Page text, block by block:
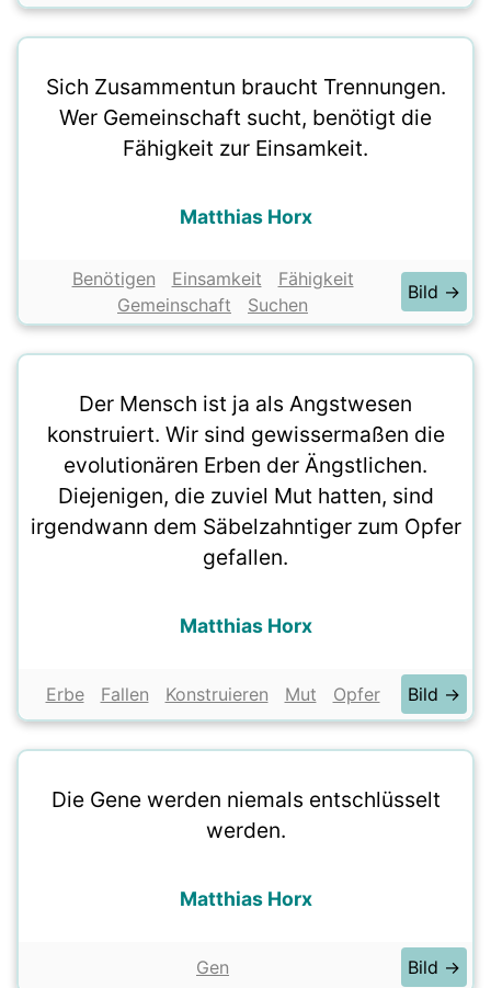
Sich Zusammentun braucht Trennungen.
Wer Gemeinschaft sucht, benötigt die
Fähigkeit zur Einsamkeit.
Matthias Horx
Benötigen Einsamkeit
Fähigkeit
Gemeinschaft
Suchen
Bild →
Der Mensch ist ja als Angstwesen
konstruiert. Wir sind gewissermaßen die
evolutionären Erben der Ängstlichen.
Diejenigen, die zuviel Mut hatten, sind
irgendwann dem Säbelzahntiger zum Opfer
gefallen.
Matthias Horx
Erbe Fallen Konstruieren Mut Opfer Bild →
Die Gene werden niemals entschlüsselt
werden.
Matthias Horx
Gen Bild →